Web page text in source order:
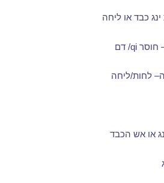
כבד או ליחה
חוסרqi/ דם
–לחות/ליחה
או אש הכבד